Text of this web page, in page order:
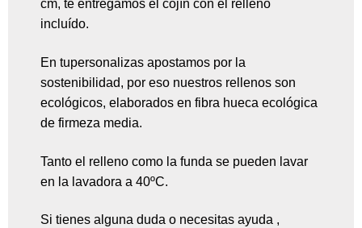
cm, te entregamos el cojín con el relleno
incluído.
En tupersonalizas apostamos por la
sostenibilidad, por eso nuestros rellenos son
ecológicos, elaborados en fibra hueca ecológica
de firmeza media.
Tanto el relleno como la funda se pueden lavar
en la lavadora a 40ºC.
Si tienes alguna duda o necesitas ayuda ,